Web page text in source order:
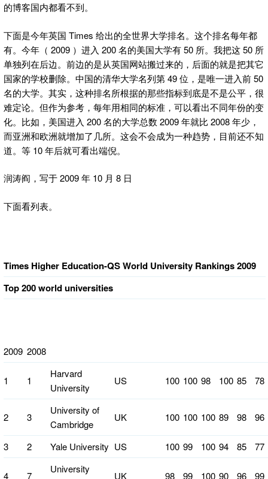
的博客国内都看不到。
下面是今年英国 Times 给出的全世界大学排名。这个排名每年都
有。今年（ 2009 ）进入 200 名的美国大学有 50 所。我把这 50 所
单独列在后边。前边的是从英国网站搬过来的，后面的就是把其它
国家的学校删除。中国的清华大学名列第 49 位，是唯一进入前 50
名的大学。其实，这种排名所根据的那些指标到底是不是公平，很
难定论。但作为参考，每年用相同的标准，可以看出不同年份的变
化。比如，美国进入 200 名的大学总数 2009 年就比 2008 年少，
而亚洲和欧洲就增加了几所。这会不会成为一种趋势，目前还不知
道。等 10 年后就可看出端倪。
润涛阎，写于 2009 年 10 月 8 日
下面看列表。
Times Higher Education-QS World University Rankings 2009
Top 200 world universities
2009 2008
1 1
Harvard
University
US 100 100 98 100 85 78
2 3
University of
Cambridge
UK 100 100 100 89 98 96
3 2 Yale University US 100 99 100 94 85 77
4 7
University
UK 98 99 100 90 96 99